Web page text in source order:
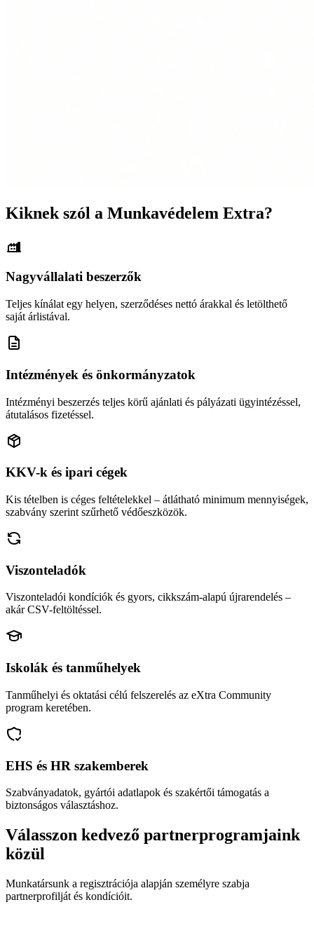
Kiknek szól a Munkavédelem Extra?
Nagyvállalati beszerzők
Teljes kínálat egy helyen, szerződéses nettó árakkal és letölthető
saját árlistával.
Intézmények és önkormányzatok
Intézményi beszerzés teljes körű ajánlati és pályázati ügyintézéssel,
átutalásos fizetéssel.
KKV-k és ipari cégek
Kis tételben is céges feltételekkel – átlátható minimum mennyiségek,
szabvány szerint szűrhető védőeszközök.
Viszonteladók
Viszonteladói kondíciók és gyors, cikkszám-alapú újrarendelés –
akár CSV-feltöltéssel.
Iskolák és tanműhelyek
Tanműhelyi és oktatási célú felszerelés az eXtra Community
program keretében.
EHS és HR szakemberek
Szabványadatok, gyártói adatlapok és szakértői támogatás a
biztonságos választáshoz.
Válasszon kedvező partnerprogramjaink
közül
Munkatársunk a regisztrációja alapján személyre szabja
partnerprofilját és kondícióit.